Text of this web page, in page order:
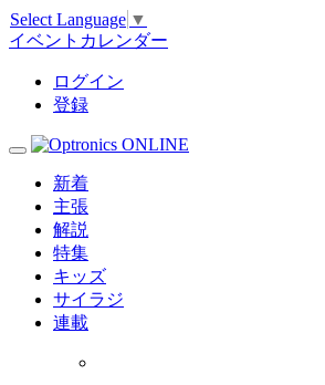
Select Language ▼
イベントカレンダー
ログイン
登録
新着
主張
解説
特集
キッズ
サイラジ
連載